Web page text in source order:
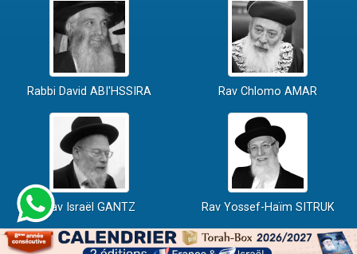
Rabbi David ABI'HSSIRA Rav Chlomo AMAR
Rav Israël GANTZ Rav Yossef-Haïm SITRUK